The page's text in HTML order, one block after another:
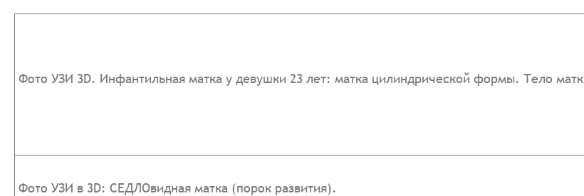
Фото УЗИ 3D. Инфантильная матка у девушки 23 лет: матка цилиндрической формы. Тело
Фото УЗИ в 3D: СЕДЛОвидная матка (порок развития).